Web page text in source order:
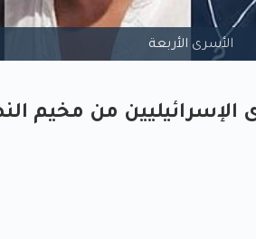
الأسرى الأربعة
الإسرائيليين من مخيم